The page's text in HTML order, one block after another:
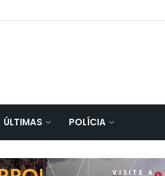
ÚLTIMAS POLÍCIA